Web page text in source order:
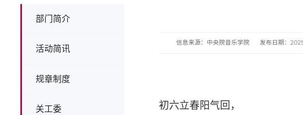
部门简介
活动简讯
规章制度
关工委
信息来源：中央院音乐学院 发布日期：
初六立春阳气回，